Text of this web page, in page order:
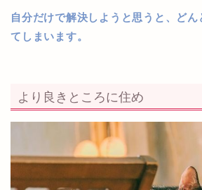
自分だけで解決しようと思うと、どん
てしまいます。
より良きところに住め